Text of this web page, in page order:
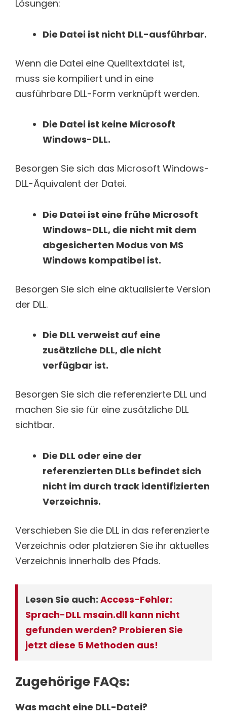
Lösungen:
Die Datei ist nicht DLL-ausführbar.
Wenn die Datei eine Quelltextdatei ist,
muss sie kompiliert und in eine
ausführbare DLL-Form verknüpft werden.
Die Datei ist keine Microsoft
Windows-DLL.
Besorgen Sie sich das Microsoft Windows-
DLL-Äquivalent der Datei.
Die Datei ist eine frühe Microsoft
Windows-DLL, die nicht mit dem
abgesicherten Modus von MS
Windows kompatibel ist.
Besorgen Sie sich eine aktualisierte Version
der DLL.
Die DLL verweist auf eine
zusätzliche DLL, die nicht
verfügbar ist.
Besorgen Sie sich die referenzierte DLL und
machen Sie sie für eine zusätzliche DLL
sichtbar.
Die DLL oder eine der
referenzierten DLLs befindet sich
nicht im durch track identifizierten
Verzeichnis.
Verschieben Sie die DLL in das referenzierte
Verzeichnis oder platzieren Sie ihr aktuelles
Verzeichnis innerhalb des Pfads.
Lesen Sie auch: Access-Fehler:
Sprach-DLL msain.dll kann nicht
gefunden werden? Probieren Sie
jetzt diese 5 Methoden aus!
Zugehörige FAQs:
Was macht eine DLL-Datei?